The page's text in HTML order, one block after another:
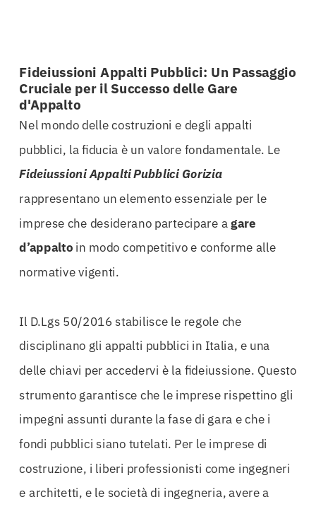
Fideiussioni Appalti Pubblici: Un Passaggio
Cruciale per il Successo delle Gare
d'Appalto
Nel mondo delle costruzioni e degli appalti
pubblici, la fiducia è un valore fondamentale. Le
Fideiussioni Appalti Pubblici Gorizia
rappresentano un elemento essenziale per le
imprese che desiderano partecipare agare
d’appalto in modo competitivo e conforme alle
normative vigenti.
Il D.Lgs 50/2016 stabilisce le regole che
disciplinano gli appalti pubblici in Italia, e una
delle chiavi per accedervi è la fideiussione. Questo
strumento garantisce che le imprese rispettino gli
impegni assunti durante la fase di gara e che i
fondi pubblici siano tutelati. Per le imprese di
costruzione, i liberi professionisti come ingegneri
e architetti, e le società di ingegneria, avere a